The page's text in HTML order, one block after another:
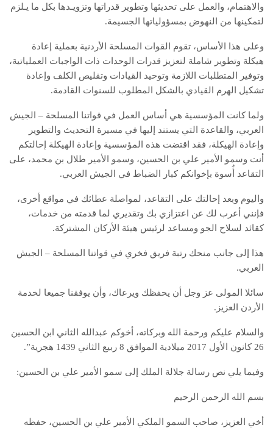
والاهتمام، والعمل على تحديثها وتطوير قدراتها وتزويـدها بكل ما يـلزم
لتمكينها من النهوض بمسؤولياتها الجسيمة.
وعلى هذا الأساس، تقوم القوات المسلحة الأردنية بعملية إعادة
هيكلة وتطوير شاملة لتعزيز قدرات الوحدات ذات الواجبات العملياتية،
وتوفير المتطلبات اللازمة وتوحيد القيادات وتقليص الكلف وإعادة
تشكيل الهرم القيادي بالشكل المطلوب للسنوات القادمة.
ولما كانت المؤسسية هي أساس العمل في قواتنا المسلحة – الجيش
العربي، والقاعدة التي يستند إليها في مسيرة التحديث والتطوير
وإعادة الهيكلة، فقد اقتضت هذه المؤسسية وإعادة الهيكلة إحالتكم
أنت وسمو الأمير علي بن الحسين، وسمو الأمير طلال بن محمد، على
التقاعد أُسوة بإخوانكم كبار الضباط في الجيش العربي.
واليوم وبعد إحالتك على التقاعد، لمواصلة عطائك في مواقع أخرى،
فإنني أعرب لك عن اعتزازي بك وتقديري لما قدمته من خدمات،
كقائد لسلاح الجو ومساعد لرئيس هيئة الأركان المشتركة.
هذا إلى جانب منحك رتبة فريق فخري في قواتنا المسلحة – الجيش
العربي.
سائلا المولى عز وجل أن يحفظك ويرعاك، وأن يوفقنا جميعا لخدمة
الأردن العزيز.
والسلام عليكم ورحمة الله وبركاته، أخوكم عبدالله الثاني ابن الحسين
26 كانون الأول 2017 ميلادية الموافق 8 ربيع الثاني 1439 هجرية”.
وفيما يلي نص رسالة جلالة الملك إلى سمو الأمير علي بن الحسين:
بسم الله الرحمن الرحيم
أخي العزيز، صاحب السمو الملكي الأمير علي بن الحسين، حفظه